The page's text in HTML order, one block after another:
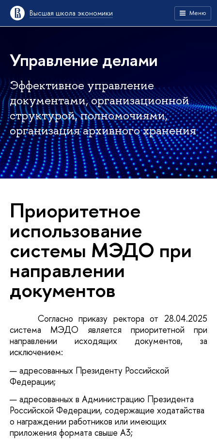
Высшая школа экономики Меню
Управление делами
Эффективное управление
документами, организационной
структурой, полномочиями,
организация архивного хранения
Приоритетное
использование
системы МЭДО при
направлении
документов
Согласно приказу ректора от 28.04.2025
система МЭДО является приоритетной при
направлении исходящих документов, за
исключением:
адресованных Президенту Российской
Федерации;
адресованных в Администрацию Президента
Российской Федерации, содержащие ходатайства
о награждении работников или имеющих
приложения формата свыше А3;